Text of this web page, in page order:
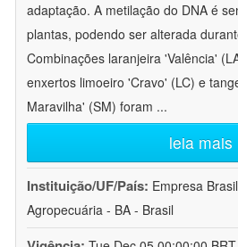
adaptação. A metilação do DNA é
plantas, podendo ser alterada
Combinações laranjeira 'Valência'
enxertos limoeiro 'Cravo' (LC) e
Maravilha' (SM) foram ...
leia mais
Instituição/UF/País: Empresa
Agropecuária - BA - Brasil